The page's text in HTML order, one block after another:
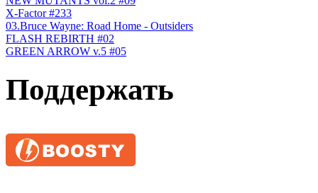
X-Factor #233
03.Bruce Wayne: Road Home - Outsiders
FLASH REBIRTH #02
GREEN ARROW v.5 #05
Поддержать